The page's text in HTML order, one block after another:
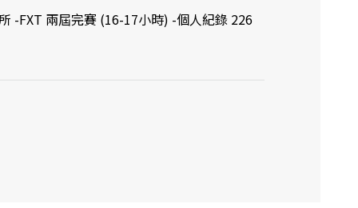
-FXT 兩屆完賽 (16-17小時) -個人紀錄 226